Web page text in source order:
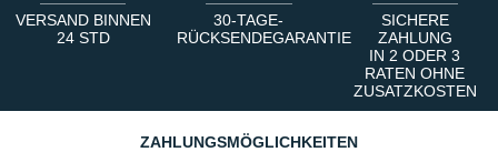
VERSAND BINNEN
24 STD
30-TAGE-
RÜCKSENDEGARANTIE
SICHERE
ZAHLUNG
IN 2 ODER 3
RATEN OHNE
ZUSATZKOSTEN
ZAHLUNGSMÖGLICHKEITEN